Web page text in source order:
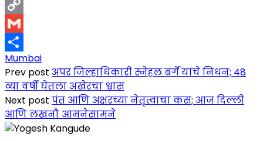
LinkedIn
Copy
Link
Gmail
Share
Mumbai
Prev post अपर जिल्हाधिकारी स्नेहल बर्गे यांचे निधन; 48
व्या वर्षी घेतला अखेरचा श्वास
Next post पंत आणि अक्षरच्या नेतृत्वाचा कस; आज दिल्ली
आणि लखनौ आमनेसामने